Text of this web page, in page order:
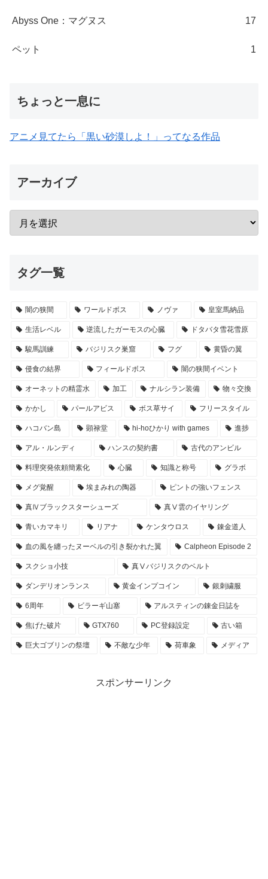
Abyss One：マグヌス 17
ペット 1
ちょっと一息に
アニメ見てたら「黒い砂漠しよ！」ってなる作品
アーカイブ
タグ一覧
闇の狭間 ワールドボス ノヴァ 皇室馬納品
生活レベル 逆流したガーモスの心臓 ドタバタ雪花雪原
駿馬訓練 バジリスク巣窟 フグ 黄昏の翼
侵食の結界 フィールドボス 闇の狭間イベント
オーネットの精霊水 加工 ナルシラン装備 物々交換
かかし パールアビス ボス草サイ フリースタイル
ハコバン島 顕禄堂 hi-hoひかり with games 進捗
アル・ルンディ ハンスの契約書 古代のアンビル
料理突発依頼簡素化 心臓 知識と称号 グラボ
メグ覚醒 埃まみれの陶器 ピントの強いフェンス
真Ⅳブラックスターシューズ 真Ⅴ雲のイヤリング
青いカマキリ リアナ ケンタウロス 錬金道人
血の風を纏ったヌーベルの引き裂かれた翼 Calpheon Episode 2
スクショ小技 真Ⅴバジリスクのベルト
ダンデリオンランス 黄金インプコイン 銀刺繍服
6周年 ビラーギ山塞 アルスティンの錬金日誌を
焦げた破片 GTX760 PC登録設定 古い箱
巨大ゴブリンの祭壇 不敵な少年 荷車象 メディア
スポンサーリンク